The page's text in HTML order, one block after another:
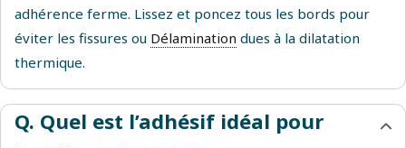
adhérence ferme. Lissez et poncez tous les bords pour
éviter les fissures ou Délamination dues à la dilatation
thermique.
Q. Quel est l’adhésif idéal pour